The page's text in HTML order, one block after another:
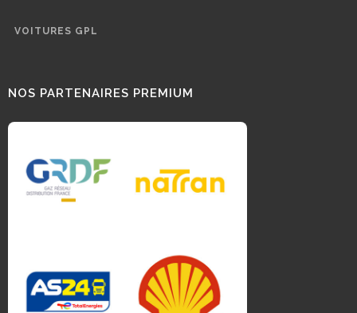
VOITURES GPL
NOS PARTENAIRES PREMIUM